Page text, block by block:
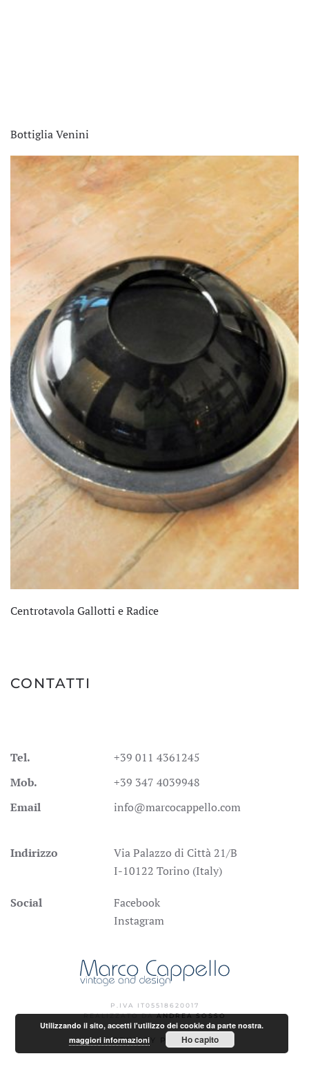
Bottiglia Venini
Centrotavola Gallotti e Radice
CONTATTI
Tel.
+39 011 4361245
Mob.
+39 347 4039948
Email
info@marcocappello.com
Indirizzo
Via Palazzo di Città 21/B
I-10122 Torino (Italy)
Social
Facebook
Instagram
P.IVA IT05518620017
REALIZZATO DAANDREA SOSSO
PRIVACY POLICY
Utilizzando il sito, accetti l'utilizzo dei cookie da parte nostra.
maggiori informazioni
Ho capito